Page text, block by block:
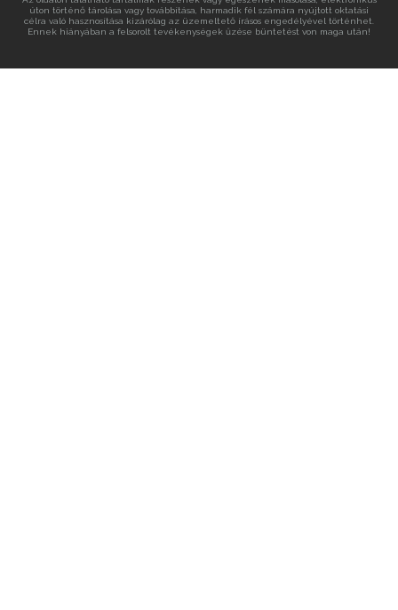
úton történő tárolása vagy továbbítása, harmadik fél számára nyújtott oktatási
célra való hasznosítása kizárólag az üzemeltető írásos engedélyével történhet.
Ennek hiányában a felsorolt tevékenységek űzése büntetést von maga után!